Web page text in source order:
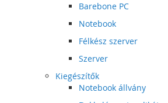
Barebone PC
Notebook
Félkész szerver
Szerver
Kiegészítők
Notebook állvány